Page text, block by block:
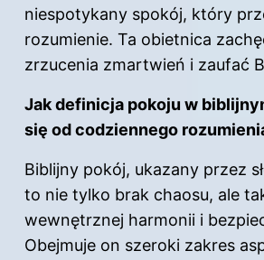
niespotykany spokój, który
rozumienie. Ta obietnica
zrzucenia zmartwień i zaufać
Jak definicja pokoju w
się od codziennego
Biblijny pokój, ukazany przez
to nie tylko brak chaosu, ale
wewnętrznej harmonii i
Obejmuje on szeroki zakres